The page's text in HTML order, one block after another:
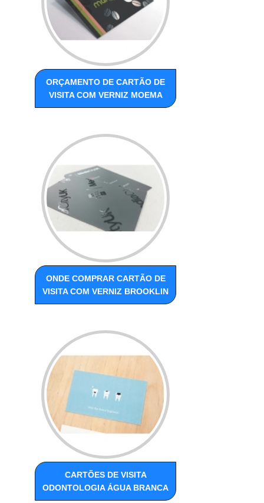
ORÇAMENTO DE CARTÃO DE
VISITA COM VERNIZ MOEMA
ONDE COMPRAR CARTÃO DE
VISITA COM VERNIZ BROOKLIN
CARTÕES DE VISITA
ODONTOLOGIA ÁGUA BRANCA